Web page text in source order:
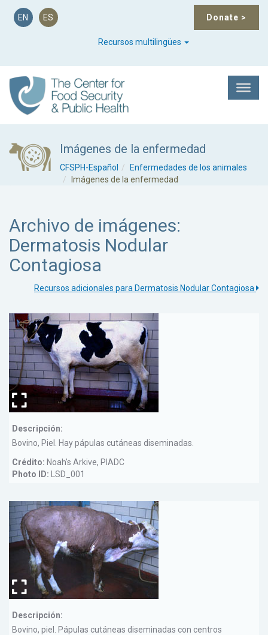
Donate >
EN ES
Recursos multilingües
Imágenes de la enfermedad
CFSPH-Español
Enfermedades de los animales
Imágenes de la enfermedad
Archivo de imágenes:
Dermatosis Nodular
Contagiosa
Recursos adicionales para Dermatosis Nodular Contagiosa
Descripción:
Bovino, Piel. Hay pápulas cutáneas diseminadas.
Crédito: Noah's Arkive, PIADC
Photo ID:
LSD_001
Descripción:
Bovino, piel. Pápulas cutáneas diseminadas con centros